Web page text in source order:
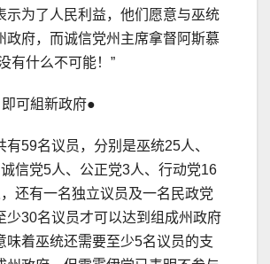
示为了人民利益，他们愿意与巫统
政府，而诚信党州主席拿督阿斯慕
有什么不可能！”
可組新政府●
有59名议员，分别是巫统25人、
信党5人、公正党3人、行动党16
还有一名独立议员及一名民政党
少30名议员才可以达到组成州政府
味着巫统还需要至少5名议员的支